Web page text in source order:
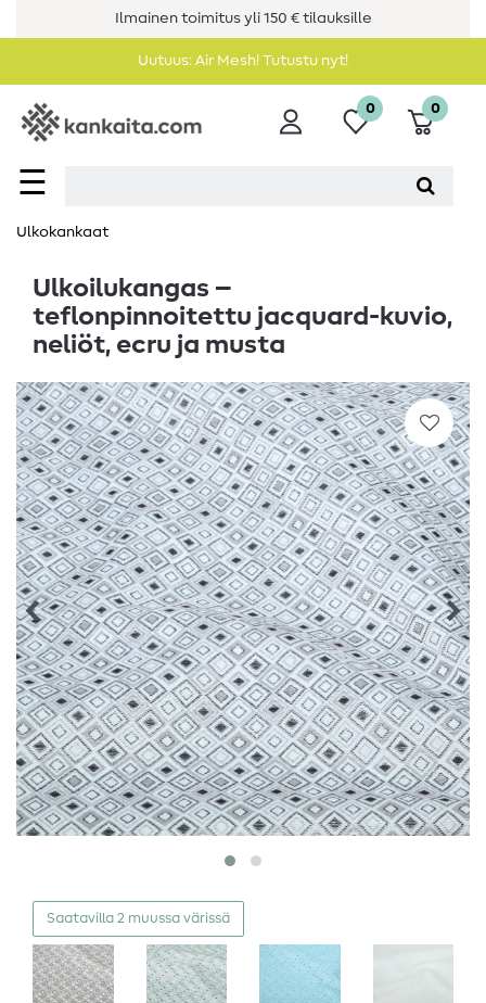
Ilmainen toimitus yli 150 € tilauksille
Uutuus: Air Mesh! Tutustu nyt!
☰
0 0
Ulkokankaat
Ulkoilukangas –
teflonpinnoitettu jacquard-kuvio,
neliöt, ecru ja musta
Saatavilla 2 muussa värissä